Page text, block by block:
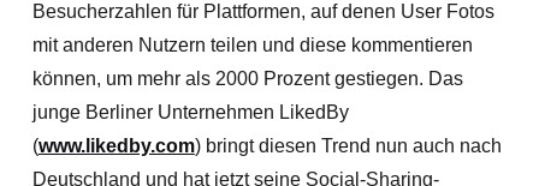
Besucherzahlen für Plattformen, auf denen User Fotos
mit anderen Nutzern teilen und diese kommentieren
können, um mehr als 2000 Prozent gestiegen. Das
junge Berliner Unternehmen LikedBy
(www.likedby.com) bringt diesen Trend nun auch nach
Deutschland und hat jetzt seine Social-Sharing-